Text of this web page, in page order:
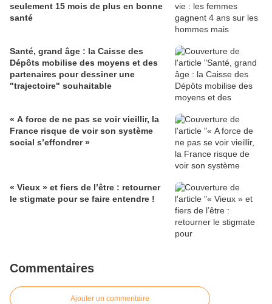
seulement 15 mois de plus en bonne
santé
Santé, grand âge : la Caisse des
Dépôts mobilise des moyens et des
partenaires pour dessiner une
"trajectoire" souhaitable
« A force de ne pas se voir vieillir, la
France risque de voir son système
social s’effondrer »
« Vieux » et fiers de l’être : retourner
le stigmate pour se faire entendre !
Commentaires
Ajouter un commentaire